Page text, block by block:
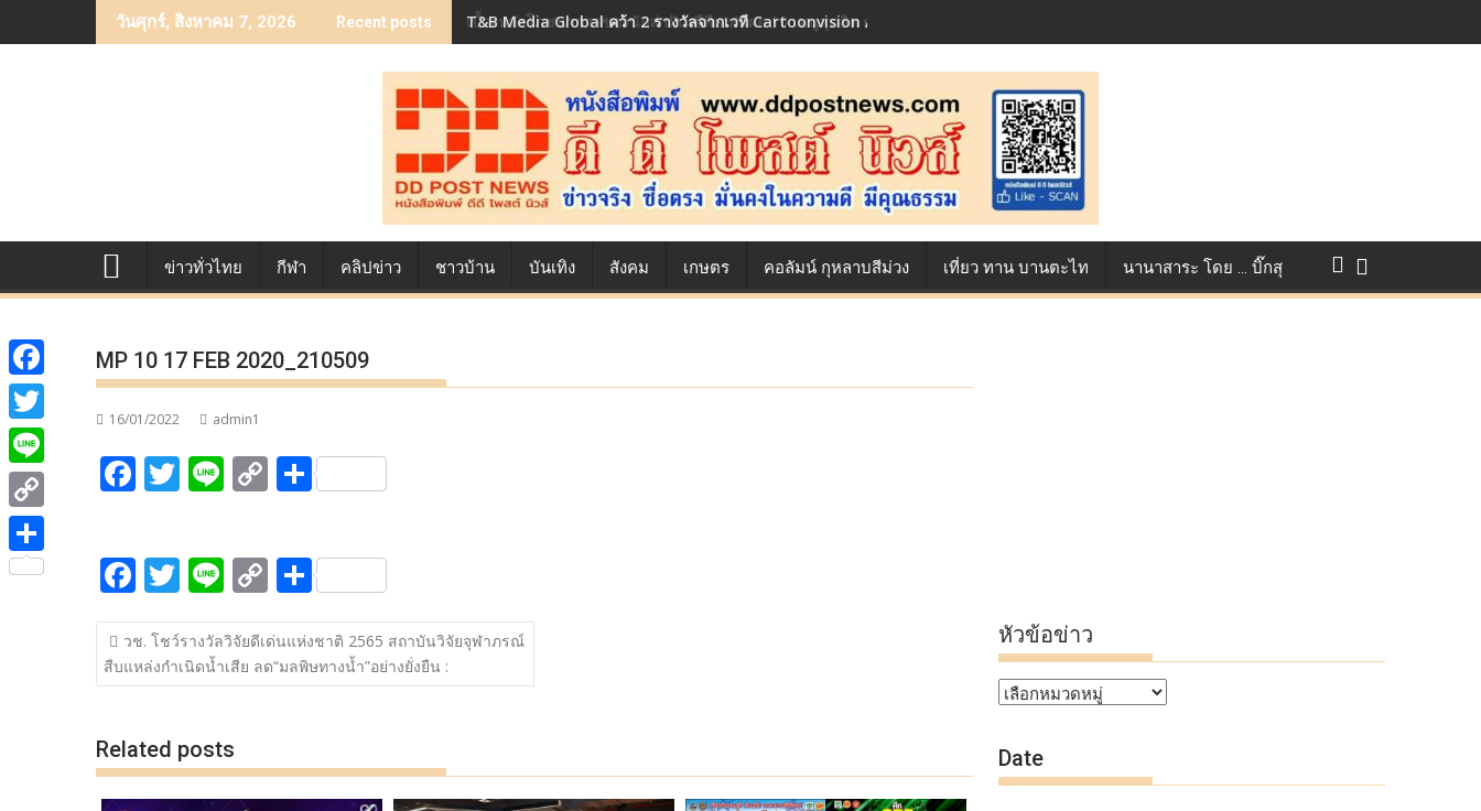
to
วันศุกร์, สิงหาคม 7, 2026 Recent posts เบื้องหลังโภชนาการของนักล่าฝัน ซีพีเอฟ เผย 10 เมนูสุดฮิต ตลอดเส้นทางการแข่งขัน True AF 2026 :
ข่าวทั่วไทย กีฬา คลิปข่าว ชาวบ้าน บันเทิง สังคม เกษตร คอลัมน์ กุหลาบสีม่วง เที่ยว ทาน บานตะไท นานาสาระ โดย … บิ๊กสุ
MP 10 17 FEB 2020_210509
16/01/2022 admin1
F
ac
b
o
o
k
T
w
er
Li
n
C
o
y
Li
n
k
S
h
e
F
ac
e
b
o
k
T
w
itt
er
Li
n
e
C
o
p
y
k
S
h
ar
e
แนะแนว
เรื่อง
วช. โชว์รางวัลวิจัยดีเด่นแห่งชาติ 2565 สถาบันวิจัยจุฬาภรณ์
สืบแหล่งกำเนิดน้ำเสีย ลด“มลพิษทางน้ำ”อย่างยั่งยืน :
Related posts
หัวข้อข่าว
หัวข้อ
Date
F
a
c
e
b
o
T
w
i
t
t
L
i
n
C
o
S